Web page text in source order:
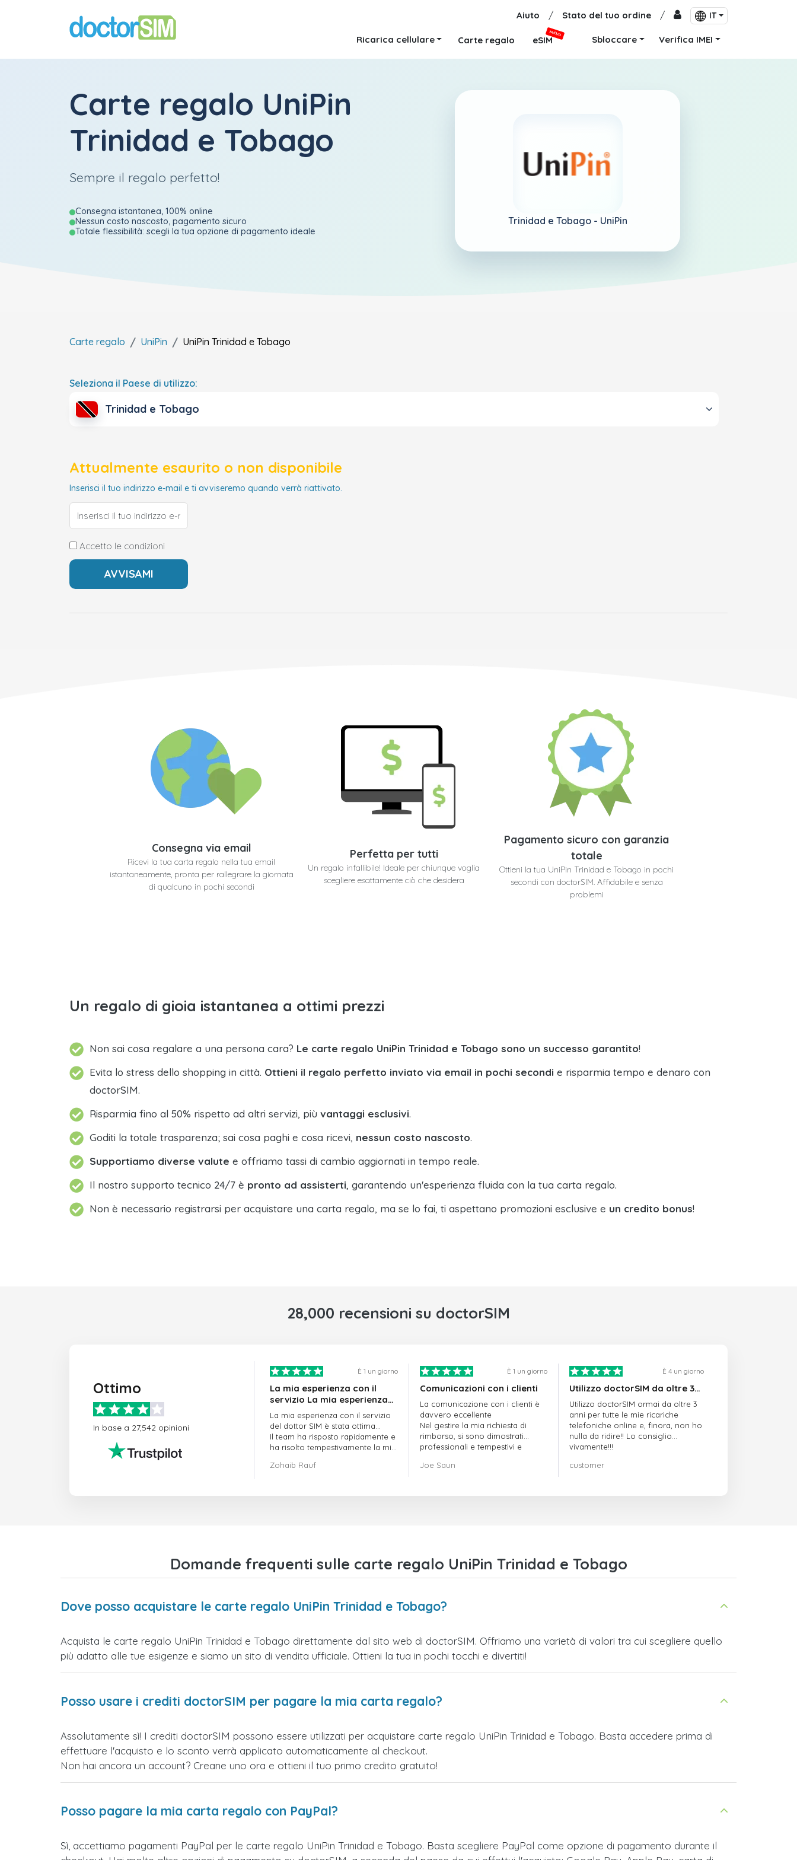
Aiuto / Stato del tuo ordine / IT
Ricarica cellulare Carte regalo eSIM
NUOVO
Sbloccare Verifica IMEI
Carte regalo UniPin
Trinidad e Tobago
Sempre il regalo perfetto!
Consegna istantanea, 100% online
Nessun costo nascosto, pagamento sicuro
Totale flessibilità: scegli la tua opzione di pagamento ideale
Trinidad e Tobago - UniPin
Carte regalo UniPin UniPin Trinidad e Tobago
Seleziona il Paese di utilizzo:
Trinidad e Tobago
Attualmente esaurito o non disponibile
Inserisci il tuo indirizzo e-mail e ti avviseremo quando verrà riattivato.
Accetto le condizioni
Consegna via email
Ricevi la tua carta regalo nella tua email
istantaneamente, pronta per rallegrare la giornata
di qualcuno in pochi secondi
Perfetta per tutti
Un regalo infallibile! Ideale per chiunque voglia
scegliere esattamente ciò che desidera
Pagamento sicuro con garanzia
totale
Ottieni la tua UniPin Trinidad e Tobago in pochi
secondi con doctorSIM. Affidabile e senza
problemi
Un regalo di gioia istantanea a ottimi prezzi
Non sai cosa regalare a una persona cara? Le carte regalo UniPin Trinidad e Tobago sono un successo garantito!
Evita lo stress dello shopping in città. Ottieni il regalo perfetto inviato via email in pochi secondi e risparmia tempo e denaro con
doctorSIM.
Risparmia fino al 50% rispetto ad altri servizi, più vantaggi esclusivi.
Goditi la totale trasparenza; sai cosa paghi e cosa ricevi, nessun costo nascosto.
Supportiamo diverse valute e offriamo tassi di cambio aggiornati in tempo reale.
Il nostro supporto tecnico 24/7 è pronto ad assisterti, garantendo un'esperienza fluida con la tua carta regalo.
Non è necessario registrarsi per acquistare una carta regalo, ma se lo fai, ti aspettano promozioni esclusive e un credito bonus!
28,000 recensioni su doctorSIM
Ottimo
In base a 27,542 opinioni
È 1 un giorno
La mia esperienza con il
servizio La mia esperienza
con il servizio offerto da
doctorSIM è stata ottima.
La mia esperienza con il servizio
del dottor SIM è stata ottima...
Il team ha risposto rapidamente e
ha risolto tempestivamente la mia
Nel complesso, sono davvero
Zohaib Rauf
È 1 un giorno
Comunicazioni con i clienti
La comunicazione con i clienti è
davvero eccellente
Nel gestire la mia richiesta di
rimborso, si sono dimostrati
professionali e tempestivi e
Joe Saun
È 4 un giorno
Utilizzo doctorSIM da oltre 3…
Utilizzo doctorSIM ormai da oltre 3
anni per tutte le mie ricariche
telefoniche online e, finora, non ho
nulla da ridire!! Lo consiglio
vivamente!!!
customer
Domande frequenti sulle carte regalo UniPin Trinidad e Tobago
Dove posso acquistare le carte regalo UniPin Trinidad e Tobago?
Acquista le carte regalo UniPin Trinidad e Tobago direttamente dal sito web di doctorSIM. Offriamo una varietà di valori tra cui scegliere quello
più adatto alle tue esigenze e siamo un sito di vendita ufficiale. Ottieni la tua in pochi tocchi e divertiti!
Posso usare i crediti doctorSIM per pagare la mia carta regalo?
Assolutamente sì! I crediti doctorSIM possono essere utilizzati per acquistare carte regalo UniPin Trinidad e Tobago. Basta accedere prima di
effettuare l'acquisto e lo sconto verrà applicato automaticamente al checkout.
Non hai ancora un account? Creane uno ora e ottieni il tuo primo credito gratuito!
Posso pagare la mia carta regalo con PayPal?
Sì, accettiamo pagamenti PayPal per le carte regalo UniPin Trinidad e Tobago. Basta scegliere PayPal come opzione di pagamento durante il